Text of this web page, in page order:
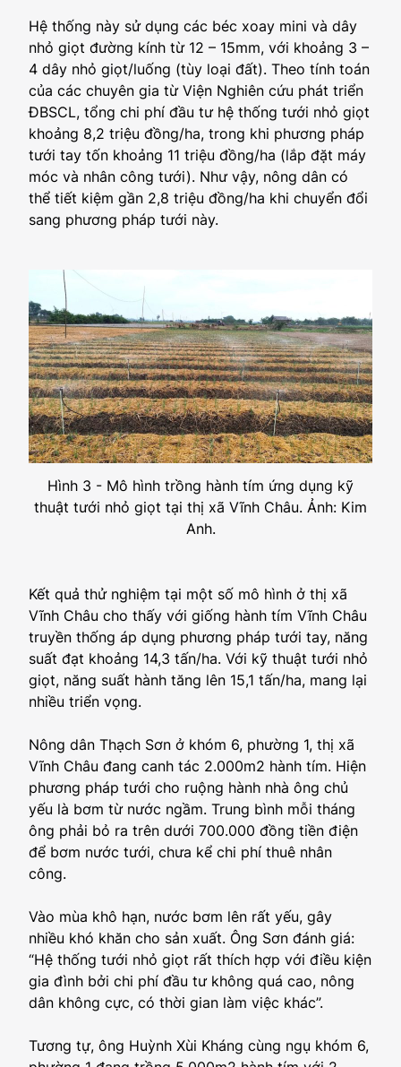
Hệ thống này sử dụng các béc xoay mini và dây
nhỏ giọt đường kính từ 12 – 15mm, với khoảng 3 –
4 dây nhỏ giọt/luống (tùy loại đất). Theo tính toán
của các chuyên gia từ Viện Nghiên cứu phát triển
ĐBSCL, tổng chi phí đầu tư hệ thống tưới nhỏ giọt
khoảng 8,2 triệu đồng/ha, trong khi phương pháp
tưới tay tốn khoảng 11 triệu đồng/ha (lắp đặt máy
móc và nhân công tưới). Như vậy, nông dân có
thể tiết kiệm gần 2,8 triệu đồng/ha khi chuyển đổi
sang phương pháp tưới này.
Hình 3 - Mô hình trồng hành tím ứng dụng kỹ
thuật tưới nhỏ giọt tại thị xã Vĩnh Châu. Ảnh: Kim
Anh.
Kết quả thử nghiệm tại một số mô hình ở thị xã
Vĩnh Châu cho thấy với giống hành tím Vĩnh Châu
truyền thống áp dụng phương pháp tưới tay, năng
suất đạt khoảng 14,3 tấn/ha. Với kỹ thuật tưới nhỏ
giọt, năng suất hành tăng lên 15,1 tấn/ha, mang lại
nhiều triển vọng.
Nông dân Thạch Sơn ở khóm 6, phường 1, thị xã
Vĩnh Châu đang canh tác 2.000m2 hành tím. Hiện
phương pháp tưới cho ruộng hành nhà ông chủ
yếu là bơm từ nước ngầm. Trung bình mỗi tháng
ông phải bỏ ra trên dưới 700.000 đồng tiền điện
để bơm nước tưới, chưa kể chi phí thuê nhân
công.
Vào mùa khô hạn, nước bơm lên rất yếu, gây
nhiều khó khăn cho sản xuất. Ông Sơn đánh giá:
“Hệ thống tưới nhỏ giọt rất thích hợp với điều kiện
gia đình bởi chi phí đầu tư không quá cao, nông
dân không cực, có thời gian làm việc khác”.
Tương tự, ông Huỳnh Xùi Kháng cùng ngụ khóm 6,